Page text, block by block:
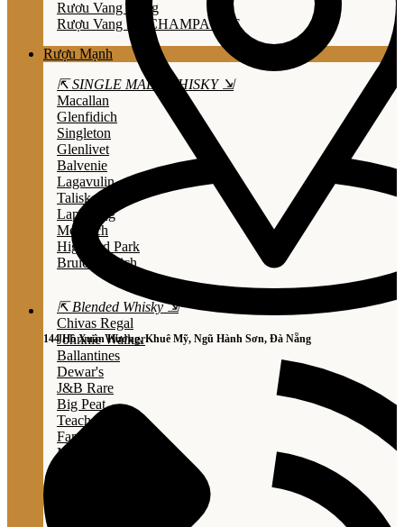
144 Hồ Xuân Hương, Khuê Mỹ, Ngũ Hành Sơn, Đà Nẵng
Rươu Vang Hồng
Rượu Vang Nổ/CHAMPAGNE
Rượu Mạnh
⇱ SINGLE MALT WHISKY ⇲
Macallan
Glenfidich
Singleton
Glenlivet
Balvenie
Lagavulin
Talisker
Laphroaig
Mortlach
Highland Park
Bruichladdich
⇱ Blended Whisky ⇲
Chivas Regal
Johnnie Walker
Ballantines
Dewar's
J&B Rare
Big Peat
Teacher's
Famous Grouse
Monkey Shouder